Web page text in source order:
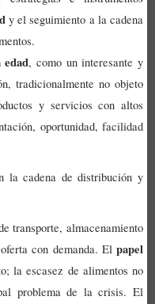
y el seguimiento a la cadena
, como un interesante y
tradicionalmente no objeto
y servicios con altos
oportunidad, facilidad
la cadena de distribución y
transporte, almacenamiento
con demanda. El papel
la escasez de alimentos no
problema de la crisis. El